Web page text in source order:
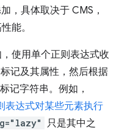
，具体取决于 CMS，
能。
使用单个正则表达式收
标记及其属性，然后根据
记字符串。例如，
表达式对某些元素执行
只是其中之